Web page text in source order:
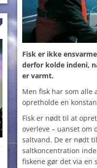
Fisk er ikke
derfor kolde indeni,
er varmt.
Men fisk har som
opretholde en
Fisk er nødt til at
overleve – uanset om
saltvand. De er nødt
saltkoncentration
fiskene gør det via en